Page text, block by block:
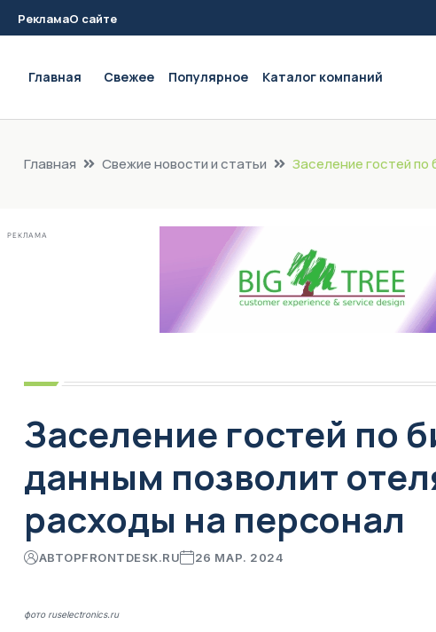
РекламаО сайте
Главная Свежее Популярное Каталог компаний
Главная Свежие новости и статьи Заселение гостей
РЕКЛАМА
Заселение гостей по
данным позволит
расходы на персонал
АВТОРFRONTDESK.RU 26 МАР. 2024
фото ruselectronics.ru